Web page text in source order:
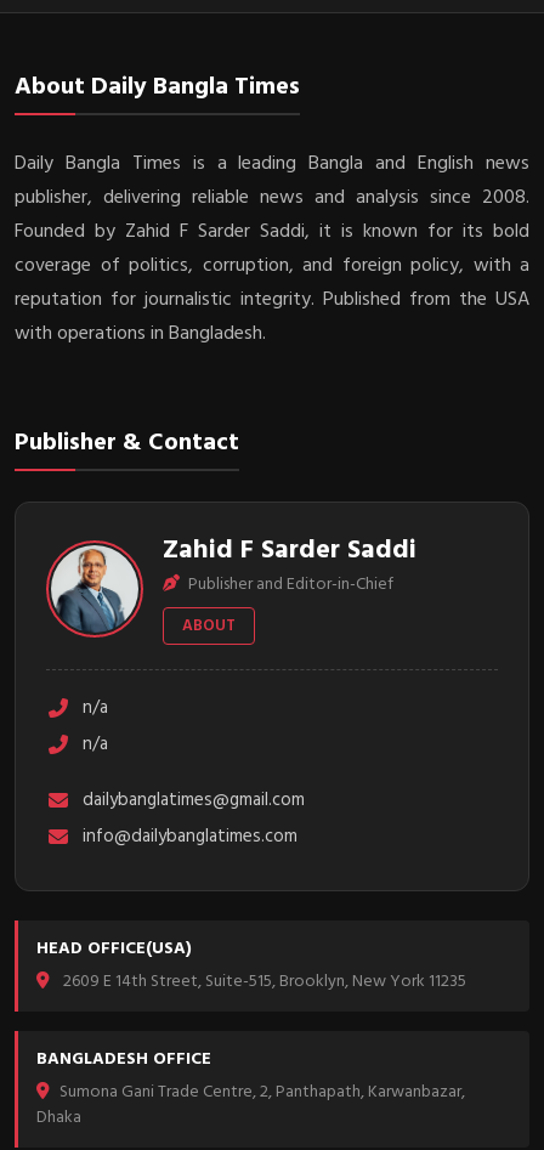
About Daily Bangla Times
Daily Bangla Times is a leading Bangla and English news
publisher, delivering reliable news and analysis since 2008.
Founded by Zahid F Sarder Saddi, it is known for its bold
coverage of politics, corruption, and foreign policy, with a
reputation for journalistic integrity. Published from the USA
with operations in Bangladesh.
Publisher & Contact
Zahid F Sarder Saddi
Publisher and Editor-in-Chief
ABOUT
n/a
n/a
dailybanglatimes@gmail.com
info@dailybanglatimes.com
HEAD OFFICE(USA)
2609 E 14th Street, Suite-515, Brooklyn, New York 11235
BANGLADESH OFFICE
Sumona Gani Trade Centre, 2, Panthapath, Karwanbazar,
Dhaka